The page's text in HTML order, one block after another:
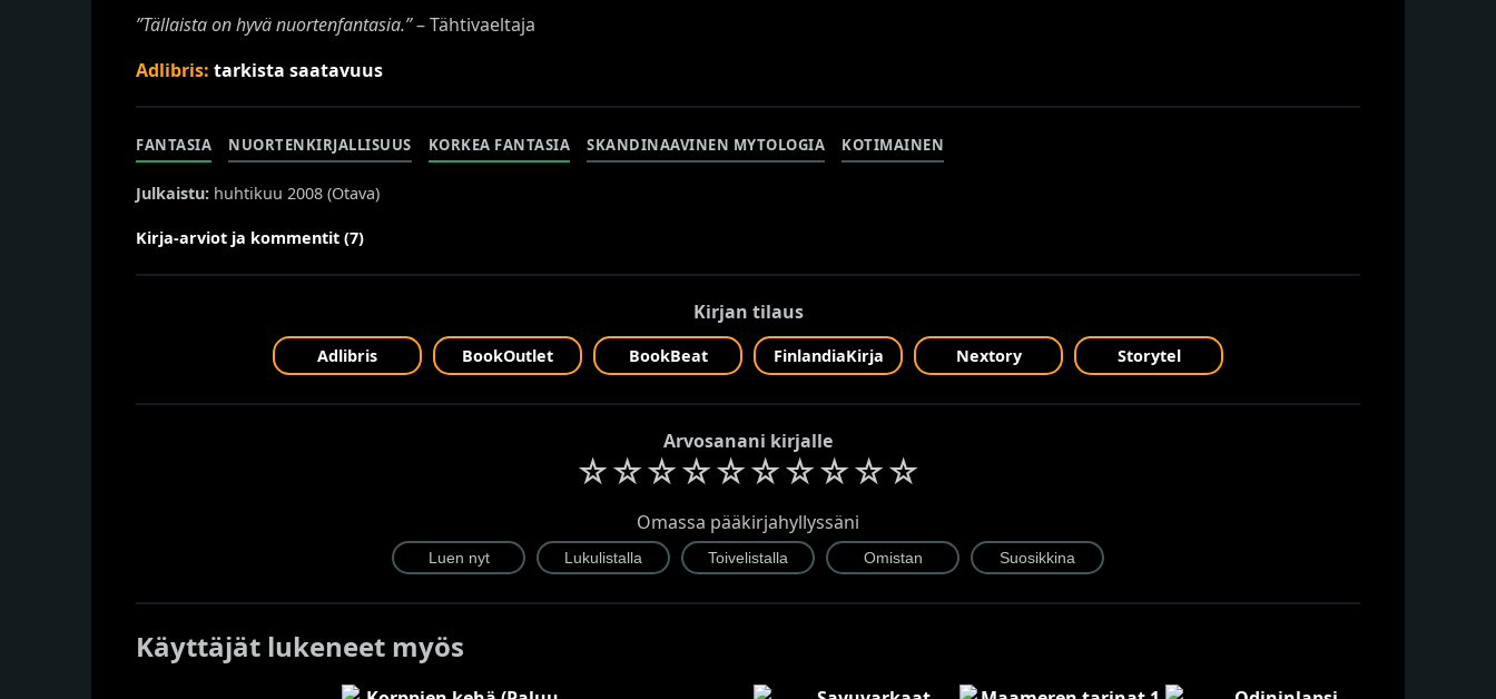
”Tällaista on hyvä nuortenfantasia.”– Tähtivaeltaja
Adlibris: tarkista saatavuus
FANTASIA NUORTENKIRJALLISUUS KORKEA FANTASIA SKANDINAAVINEN MYTOLOGIA KOTIMAINEN
Julkaistu: huhtikuu 2008 (Otava)
Kirja-arviot ja kommentit (7)
Kirjan tilaus
Adlibris BookOutlet BookBeat FinlandiaKirja Nextory Storytel
Arvosanani kirjalle
☆☆☆☆☆☆☆☆☆☆
Omassa pääkirjahyllyssäni
Käyttäjät lukeneet myös